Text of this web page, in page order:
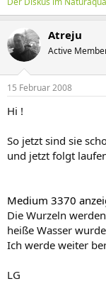
Atreju
Active
15 Februar 2008
Hi !
So jetzt sind sie
und jetzt folgt
Medium 3370
Die Wurzeln
heiße Wasser
Ich werde weiter
LG